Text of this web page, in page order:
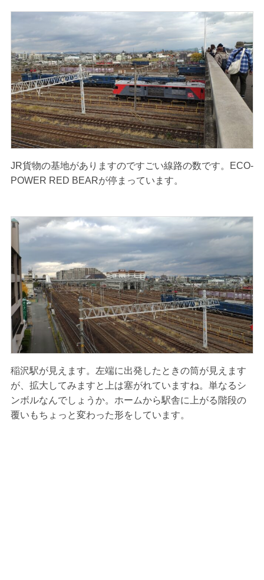
JR貨物の基地がありますのですごい線路の数です。ECO-
POWER RED BEARが停まっています。
稲沢駅が見えます。左端に出発したときの筒が見えます
が、拡大してみますと上は塞がれていますね。単なるシ
ンボルなんでしょうか。ホームから駅舎に上がる階段の
覆いもちょっと変わった形をしています。